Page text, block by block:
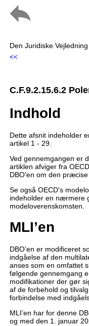
Den Juridiske
<<
C.F.9.2.15.6.2
Indhold
Dette afsnit indeholder
artikel 1 - 29.
Ved gennemgangen er
artiklen afviger fra
DBO'en om den præcise
Se også OECD's
indeholder en nærmere
modeloverenskomsten.
MLI’en
DBO’en er modificeret
indgåelse af den
anses som en omfattet
følgende gennemgang
modifikationer der gør
af de forbehold og
forbindelse med
MLI’en har for denne
og med den 1. januar